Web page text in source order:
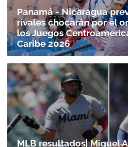
Panamá - Nicaragua
rivales chocarán por el
los Juegos
Caribe 2026
MLB resultados| Miguel